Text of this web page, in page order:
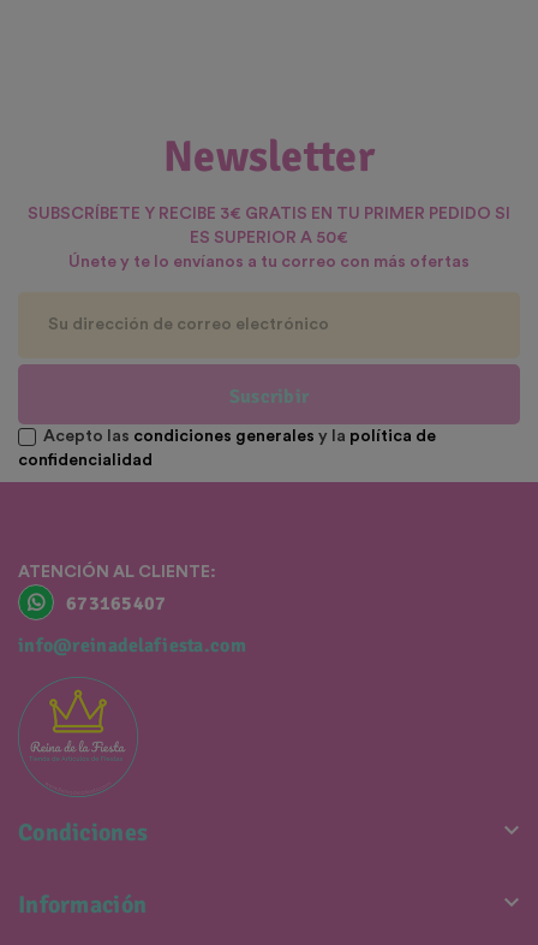
Newsletter
SUBSCRÍBETE Y RECIBE 3€ GRATIS EN TU PRIMER PEDIDO SI
ES SUPERIOR A 50€
Únete y te lo envíanos a tu correo con más ofertas
Suscribir
Acepto las condiciones generales y la política de
confidencialidad
ATENCIÓN AL CLIENTE:
673165407
info@reinadelafiesta.com
Condiciones 
Información 